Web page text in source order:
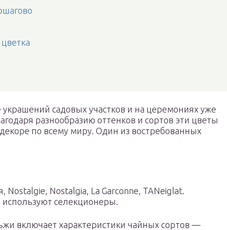
украшений садовых участков и на церемониях уже
разнообразию оттенков и сортов эти цветы
по всему миру. Один из востребованных
Nostalgie, Nostalgia, La Garсonne, TANeiglat.
селекционеры.
включает характеристики чайных сортов —